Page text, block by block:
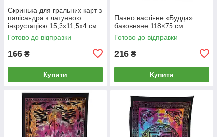
Скринька для гральних карт з
палісандра з латунною
інкрустацією 15,3х11,5х4 см
Готово до відправки
166 ₴
Купити
Панно настінне «Будда»
бавовняне 118×75 см
Готово до відправки
216 ₴
Купити